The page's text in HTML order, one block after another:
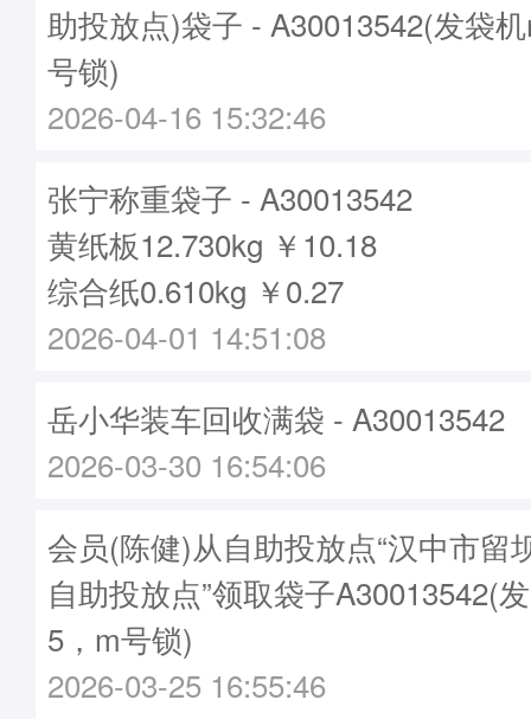
助投放点)袋子 - A30013542(发袋
号锁)
2026-04-16 15:32:46
张宁称重袋子 - A30013542
黄纸板12.730kg ￥10.18
综合纸0.610kg ￥0.27
2026-04-01 14:51:08
岳小华装车回收满袋 - A30013542
2026-03-30 16:54:06
会员(陈健)从自助投放点“汉中市留
自助投放点”领取袋子A30013542(
5，m号锁)
2026-03-25 16:55:46